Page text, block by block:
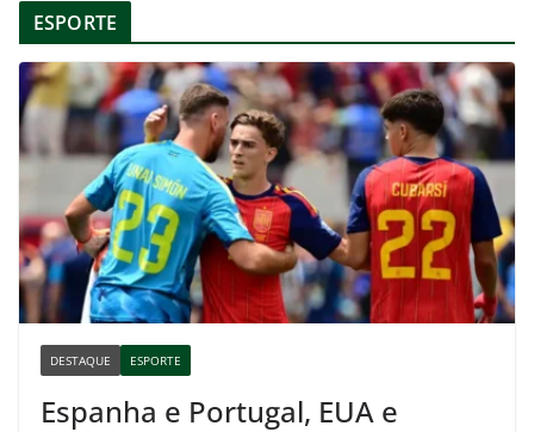
ESPORTE
DESTAQUE ESPORTE
Espanha e Portugal, EUA e